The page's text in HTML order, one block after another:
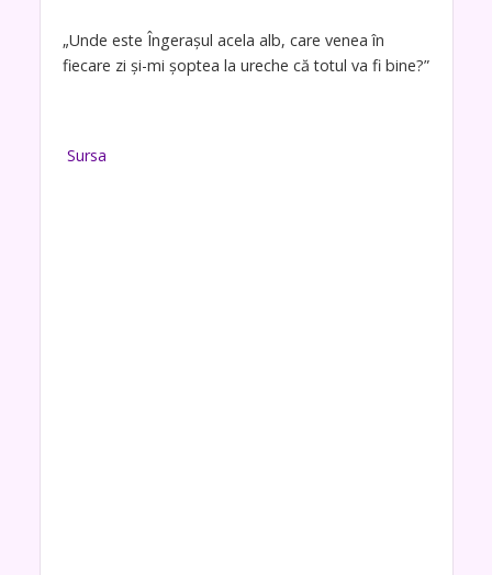
„Unde este Îngerașul acela alb, care venea în
fiecare zi și-mi șoptea la ureche că totul va fi bine?”
Sursa